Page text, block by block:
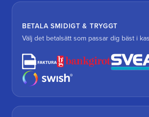
BETALA SMIDIGT & TRYGGT
Välj det betalsätt som passar dig bäst i